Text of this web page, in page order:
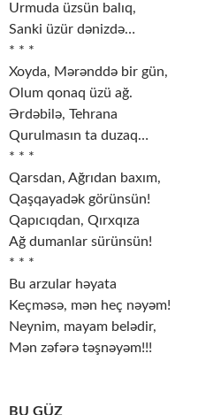
Urmuda üzsün balıq,
Sanki üzür dənizdə…
* * *
Xoyda, Mərənddə bir gün,
Olum qonaq üzü ağ.
Ərdəbilə, Tehrana
Qurulmasın ta duzaq…
* * *
Qarsdan, Ağrıdan baxım,
Qaşqayadək görünsün!
Qapıcıqdan, Qırxqıza
Ağ dumanlar sürünsün!
* * *
Bu arzular həyata
Keçməsə, mən heç nəyəm!
Neynim, mayam belədir,
Mən zəfərə təşnəyəm!!!
BU GÜZ